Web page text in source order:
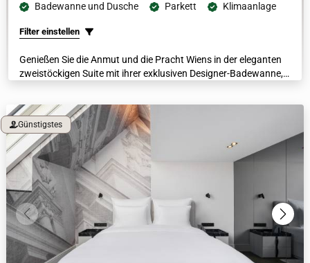
Badewanne und Dusche
Parkett Klimaanlage
Filter einstellen
Genießen Sie die Anmut und die Pracht Wiens in der eleganten
zweistöckigen Suite mit ihrer exklusiven Designer-Badewanne,
Stadt wird die Gäste inspirieren und sie können sich mit
luxuriösen Bademänteln, beheizten Böden und einer Nespresso
Maschine verwöhnen lassen.
Günstigstes